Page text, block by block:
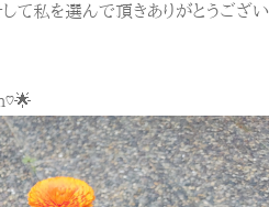
て私を選んで頂きありがとうござい